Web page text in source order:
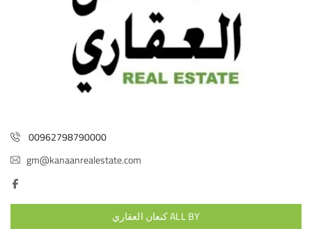
00962798790000
gm@kanaanrealestate.com
ALL BY كنعان العقاري